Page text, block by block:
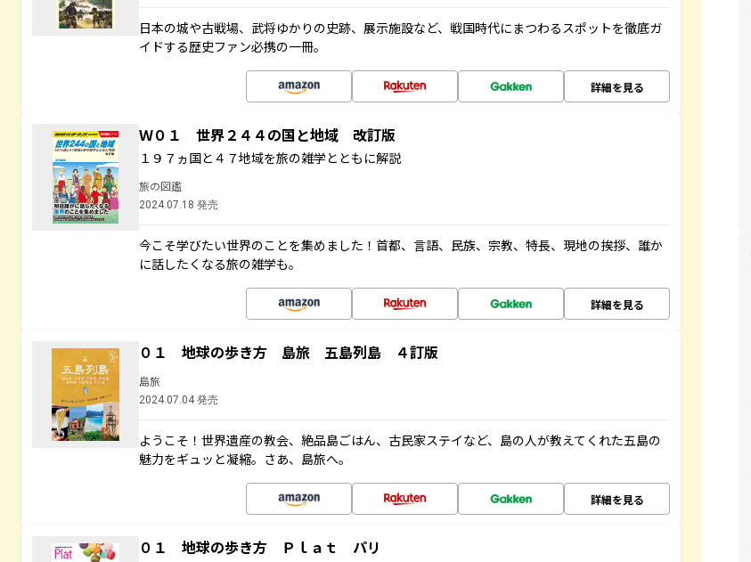
日本の城や古戦場、武将ゆかりの史跡、展示施設など、戦国時代にまつわるスポットを徹底ガ
イドする歴史ファン必携の一冊。
詳細を見る
Ｗ０１ 世界２４４の国と地域 改訂版
１９７ヵ国と４７地域を旅の雑学とともに解説
旅の図鑑
2024.07.18 発売
今こそ学びたい世界のことを集めました！首都、言語、民族、宗教、特長、現地の挨拶、誰か
に話したくなる旅の雑学も。
詳細を見る
０１ 地球の歩き方 島旅 五島列島 ４訂版
島旅
2024.07.04 発売
ようこそ！世界遺産の教会、絶品島ごはん、古民家ステイなど、島の人が教えてくれた五島の
魅力をギュッと凝縮。さあ、島旅へ。
詳細を見る
０１ 地球の歩き方 Ｐｌａｔ パリ